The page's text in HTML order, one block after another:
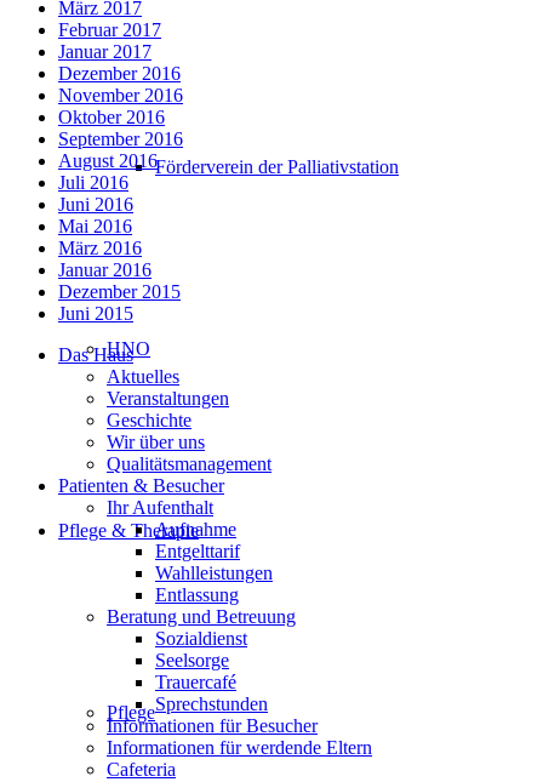
Förderverein der Palliativstation
HNO
Pflege & Therapie
Pflege
März 2017
Februar 2017
Januar 2017
Dezember 2016
November 2016
Oktober 2016
September 2016
August 2016
Juli 2016
Juni 2016
Mai 2016
März 2016
Januar 2016
Dezember 2015
Juni 2015
Das Haus
Aktuelles
Veranstaltungen
Geschichte
Wir über uns
Qualitätsmanagement
Patienten & Besucher
Ihr Aufenthalt
Aufnahme
Entgelttarif
Wahlleistungen
Entlassung
Beratung und Betreuung
Sozialdienst
Seelsorge
Trauercafé
Sprechstunden
Informationen für Besucher
Informationen für werdende Eltern
Cafeteria